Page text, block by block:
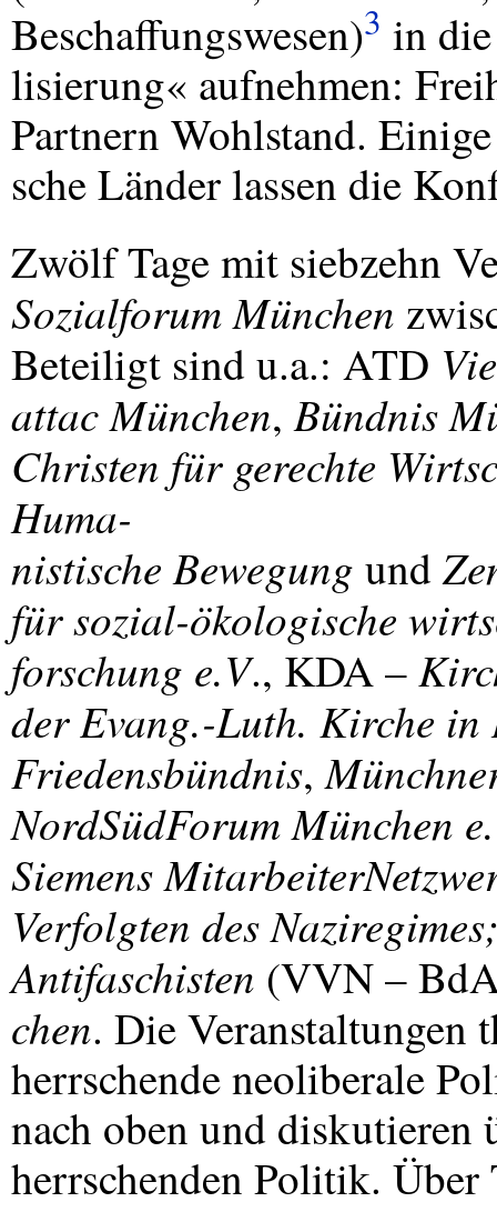
Beschaffungswesen)3 in
lisierung« aufnehmen:
Partnern Wohlstand.
sche Länder lassen die
Zwölf Tage mit siebzehn
Sozialforum München
Beteiligt sind u.a.: ATD
attac München,Bündnis
Christen für gerechte
Huma-
nistische Bewegung und
für sozial-ökologische
forschung e.V., KDA–
der Evang.-Luth. Kirche in
Friedensbündnis,
NordSüdForum München
Siemens
Verfolgten des
Antifaschisten (VVN–
chen. Die Veranstaltungen
herrschende neoliberale
nach oben und
herrschenden Politik. Über